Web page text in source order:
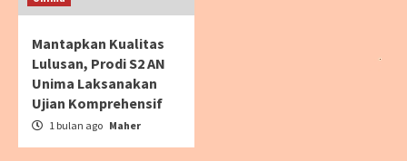
Mantapkan Kualitas
Lulusan, Prodi S2 AN
Unima Laksanakan
Ujian Komprehensif
1 bulan ago Maher